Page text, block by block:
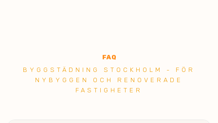
FAQ
BYGGSTÄDNING STOCKHOLM - FÖR
NYBYGGEN OCH RENOVERADE
FASTIGHETER